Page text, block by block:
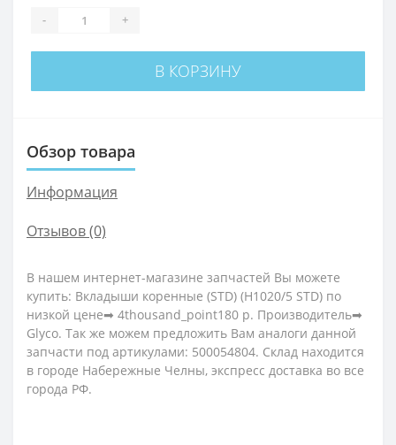
- +
В КОРЗИНУ
Обзор товара
Информация
Отзывов (0)
В нашем интернет-магазине запчастей Вы можете
купить: Вкладыши коренные (STD) (H1020/5 STD) по
низкой цене➡ 4thousand_point180 р. Производитель➡
Glyco. Так же можем предложить Вам аналоги данной
запчасти под артикулами: 500054804. Склад находится
в городе Набережные Челны, экспресс доставка во все
города РФ.